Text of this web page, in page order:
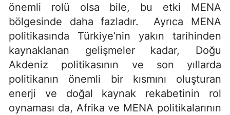
önemli rolü olsa bile, bu etki MENA
bölgesinde daha fazladır. Ayrıca MENA
politikasında Türkiye’nin yakın tarihinden
kaynaklanan gelişmeler kadar, Doğu
Akdeniz politikasının ve son yıllarda
politikanın önemli bir kısmını oluşturan
enerji ve doğal kaynak rekabetinin rol
oynaması da, Afrika ve MENA politikalarının